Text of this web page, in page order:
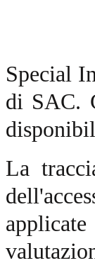
Special
di SAC.
La